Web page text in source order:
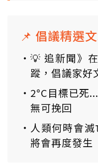
📌 倡議精選
💡 追新聞》
蹤，倡議家好
2°C目標已死
無可挽回
人類何時會
將會再度發生